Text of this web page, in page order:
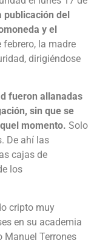
publicación del
y el
febrero, la madre
dirigiéndose
fueron allanadas
sin que se
momento. Solo
De ahí las
cajas de
los
cripto muy
en su academia
Manuel Terrones